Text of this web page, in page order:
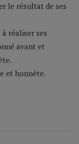
le résultat de ses
réaliser ses
avant et
et honnête.